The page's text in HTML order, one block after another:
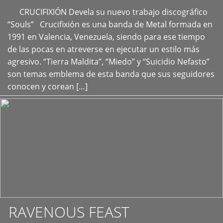
CRUCIFIXIÓN Devela su nuevo trabajo discográfico
“Souls” Crucifixión es una banda de Metal formada en
1991 en Valencia, Venezuela, siendo para ese tiempo
de las pocas en atreverse en ejecutar un estilo más
agresivo. “Tierra Maldita”, “Miedo” y “Suicidio Nefasto”
son temas emblema de esta banda que sus seguidores
conocen y corean […]
+
RAVENOUS FEAST